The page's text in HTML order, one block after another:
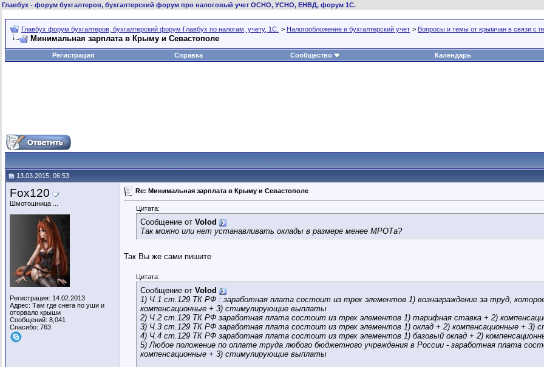
Главбух - форум бухгалтеров, бухгалтерский форум про налоговый учет ОСНО, УСНО, ЕНВД, форум 1С.
Главбух форум бухгалтеров, бухгалтерский форум Главбух по налогам, учету, 1С. > Налогообложение и бухгалтерский учет > Вопросы и темы от крымчан в связи с
Минимальная зарплата в Крыму и Севастополе
Регистрация Справка Сообщество Календарь
13.03.2015, 06:53
Fox120
Шмотошница ...
Регистрация: 14.02.2013
Адрес: Там где снега по уши и
оторвало крыши
Сообщений: 8,041
Спасибо: 763
Re: Минимальная зарплата в Крыму и Севастополе
Цитата:
Сообщение от Volod
Так можно или нет устанавливать оклады в размере менее МРОТа?
Так Вы же сами пишите
Цитата:
Сообщение от Volod
1) Ч.1 ст.129 ТК РФ : заработная плата состоит из трех элементов 1) вознаграждение за труд,
компенсационные + 3) стимулирующие выплаты
2) Ч.2 ст.129 ТК РФ заработная плата состоит из трех элементов 1) тарифная ставка + 2)
3) Ч.3 ст.129 ТК РФ заработная плата состоит из трех элементов 1) оклад + 2) компенсационные +
4) Ч.4 ст.129 ТК РФ заработная плата состоит из трех элементов 1) базовый оклад + 2)
5) Любое положение по оплате труда любого бюджетного учреждения в России - заработная плата
компенсационные + 3) стимулирующие выплаты